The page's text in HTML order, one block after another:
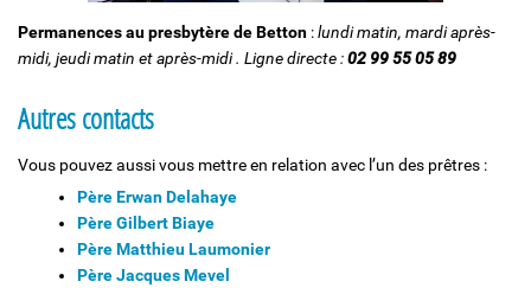
Permanences au presbytère de Betton :lundi matin, mardi après-
midi, jeudi matin et après-midi . Ligne directe :02 99 55 05 89
Autres contacts
Vous pouvez aussi vous mettre en relation avec l’un des prêtres :
Père Erwan Delahaye
Père Gilbert Biaye
Père Matthieu Laumonier
Père Jacques Mevel